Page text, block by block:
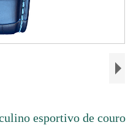
esportivo de couro